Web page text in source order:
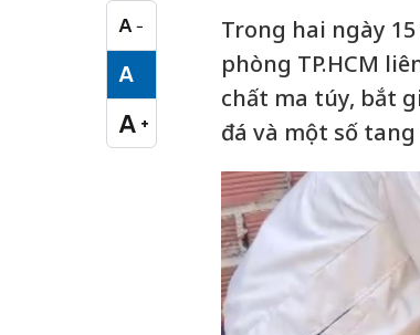
A −
Cỡ chữ nhỏ
A
Cỡ chữ vừa
A +
Cỡ chữ lớn
Trong hai ngày
phòng TP.HCM
chất ma túy, bắt
đá và một số